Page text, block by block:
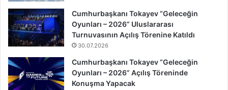
Cumhurbaşkanı Tokayev “Geleceğin
Oyunları – 2026” Uluslararası
Turnuvasının Açılış Törenine Katıldı
30.07.2026
Cumhurbaşkanı Tokayev “Geleceğin
Oyunları – 2026” Açılış Töreninde
Konuşma Yapacak